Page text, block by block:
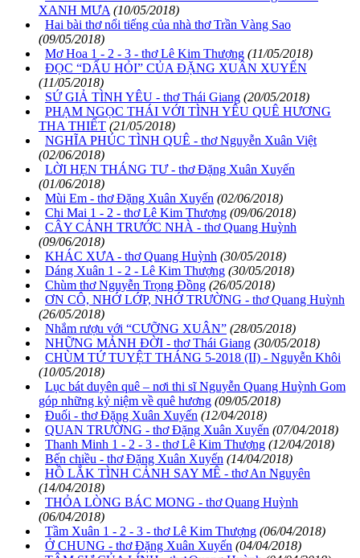
XANH MƯA (10/05/2018)
Hai bài thơ nổi tiếng của nhà thơ Trần Vàng Sao
(09/05/2018)
Mơ Hoa 1 - 2 - 3 - thơ Lê Kim Thượng (11/05/2018)
ĐỌC “DẤU HỎI” CỦA ĐẶNG XUÂN XUYẾN
(11/05/2018)
SỨ GIẢ TÌNH YÊU - thơ Thái Giang (20/05/2018)
PHẠM NGỌC THÁI VỚI TÌNH YÊU QUÊ HƯƠNG
THA THIẾT (21/05/2018)
NGHĨA PHÚC TÌNH QUÊ - thơ Nguyễn Xuân Việt
(02/06/2018)
LỜI HẸN THÁNG TƯ - thơ Đặng Xuân Xuyến
(01/06/2018)
Mùi Em - thơ Đặng Xuân Xuyến (02/06/2018)
Chi Mai 1 - 2 - thơ Lê Kim Thượng (09/06/2018)
CÂY CẢNH TRƯỚC NHÀ - thơ Quang Huỳnh
(09/06/2018)
KHÁC XƯA - thơ Quang Huỳnh (30/05/2018)
Dáng Xuân 1 - 2 - Lê Kim Thượng (30/05/2018)
Chùm thơ Nguyễn Trọng Đồng (26/05/2018)
ƠN CÔ, NHỚ LỚP, NHỚ TRƯỜNG - thơ Quang Huỳnh
(26/05/2018)
Nhắm rượu với “CƯỠNG XUÂN” (28/05/2018)
NHỮNG MẢNH ĐỜI - thơ Thái Giang (30/05/2018)
CHÙM TỨ TUYỆT THÁNG 5-2018 (II) - Nguyễn Khôi
(10/05/2018)
Lục bát duyên quê – nơi thi sĩ Nguyễn Quang Huỳnh Gom
góp những kỷ niệm về quê hương (09/05/2018)
Đuối - thơ Đặng Xuân Xuyến (12/04/2018)
QUAN TRƯỜNG - thơ Đặng Xuân Xuyến (07/04/2018)
Thanh Minh 1 - 2 - 3 - thơ Lê Kim Thượng (12/04/2018)
Bến chiều - thơ Đặng Xuân Xuyến (14/04/2018)
HỒ LẮK TÌNH CẢNH SAY MÊ - thơ An Nguyên
(14/04/2018)
THỎA LÒNG BÁC MONG - thơ Quang Huỳnh
(06/04/2018)
Tầm Xuân 1 - 2 - 3 - thơ Lê Kim Thượng (06/04/2018)
Ở CHUNG - thơ Đặng Xuân Xuyến (04/04/2018)